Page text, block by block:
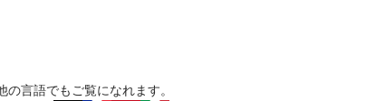
の言語でもご覧になれます。